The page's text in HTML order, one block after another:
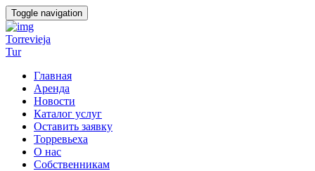
Toggle navigation
Torrevieja
Tur
Главная
Аренда
Новости
Каталог услуг
Оставить заявку
Торревьеха
О нас
Собственникам